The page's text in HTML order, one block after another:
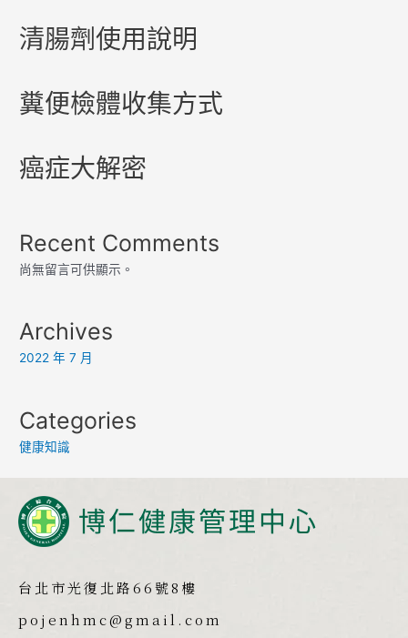
清腸劑使用說明
糞便檢體收集方式
癌症大解密
Recent Comments
尚無留言可供顯示。
Archives
2022 年 7 月
Categories
健康知識
台北市光復北路66號8樓
pojenhmc@gmail.com